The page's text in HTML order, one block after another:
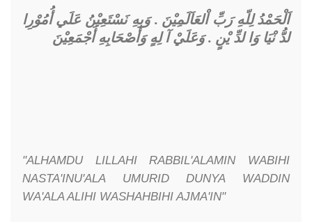
اَلْحَمْدُ لِلّهِ رَبِّ اْلعَاَلَمِيْنَ . وَبِهِ نَسْتَعِيْنُ عَلَي أُمُوْرِا
لدُّ نْيَا وَا لدِّ يْنٍ .وَعَلَيْ آ لِهٍ وَأَصْحَابِهِ أَجْمَعِيْنَ
"ALHAMDU LILLAHI RABBIL'ALAMIN WABIHI
NASTA'INU'ALA UMURID DUNYA WADDIN
WA'ALA ALIHI WASHAHBIHI AJMA'IN"